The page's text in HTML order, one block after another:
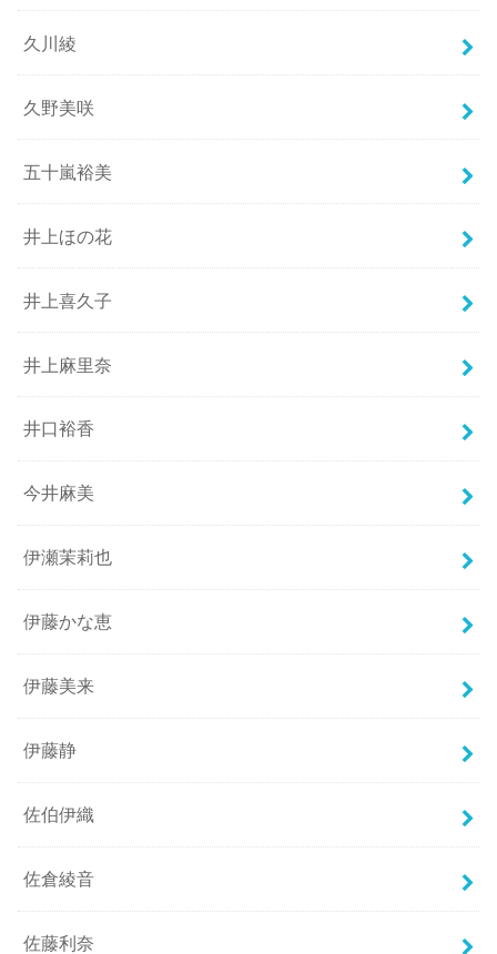
久川綾
久野美咲
五十嵐裕美
井上ほの花
井上喜久子
井上麻里奈
井口裕香
今井麻美
伊瀬茉莉也
伊藤かな恵
伊藤美来
伊藤静
佐伯伊織
佐倉綾音
佐藤利奈